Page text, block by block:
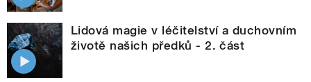
Lidová magie v léčitelství a duchovním
životě našich předků - 2. část